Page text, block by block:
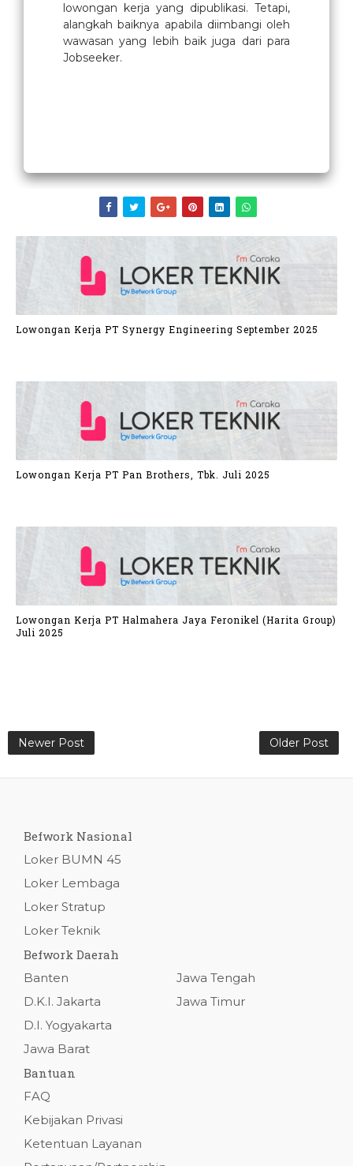
lowongan kerja yang dipublikasi. Tetapi,
alangkah baiknya apabila diimbangi oleh
wawasan yang lebih baik juga dari para
Jobseeker.
Lowongan Kerja PT Synergy Engineering September 2025
Lowongan Kerja PT Pan Brothers, Tbk. Juli 2025
Lowongan Kerja PT Halmahera Jaya Feronikel (Harita Group)
Juli 2025
Newer Post Older Post
Befwork Nasional
Loker BUMN 45
Loker Lembaga
Loker Stratup
Loker Teknik
Befwork Daerah
Banten
D.K.I. Jakarta
D.I. Yogyakarta
Jawa Barat
Jawa Tengah
Jawa Timur
Bantuan
FAQ
Kebijakan Privasi
Ketentuan Layanan